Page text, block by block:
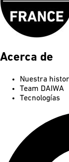
Acerca de
Nuestra
Team DAIWA
Tecnologías